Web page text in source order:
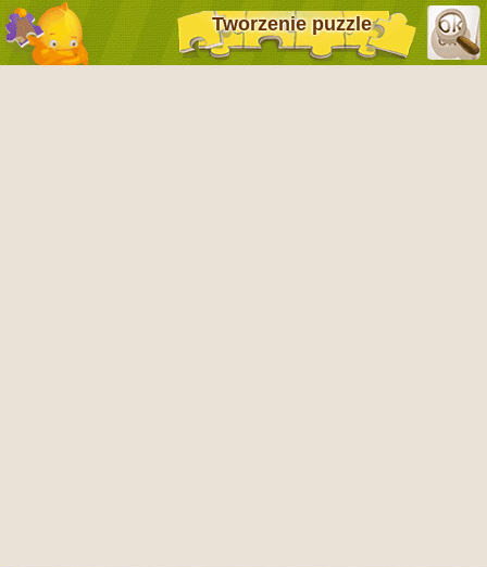
Tworzenie puzzle